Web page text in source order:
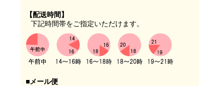
【配送時間】
下記時間帯をご指定いただけます。
■メール便